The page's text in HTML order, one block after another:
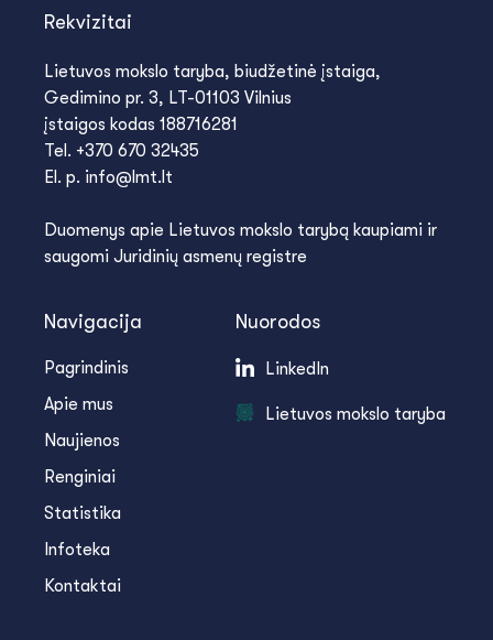
Rekvizitai
Lietuvos mokslo taryba, biudžetinė įstaiga,
Gedimino pr. 3, LT-01103 Vilnius
įstaigos kodas 188716281
Tel. +370 670 32435
El. p. info@lmt.lt
Duomenys apie Lietuvos mokslo tarybą kaupiami ir
saugomi Juridinių asmenų registre
Navigacija
Pagrindinis
Apie mus
Naujienos
Renginiai
Statistika
Infoteka
Kontaktai
Nuorodos
LinkedIn
Lietuvos mokslo taryba